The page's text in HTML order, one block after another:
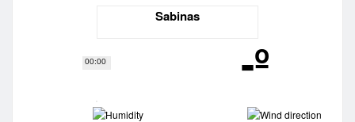
00:00
Sabinas
-º
-
-